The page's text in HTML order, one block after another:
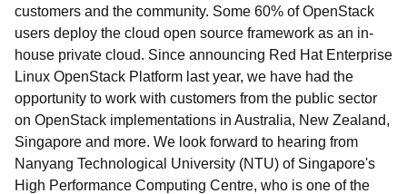
customers and the community. Some 60% of OpenStack
users deploy the cloud open source framework as an in-
house private cloud. Since announcing Red Hat Enterprise
Linux OpenStack Platform last year, we have had the
opportunity to work with customers from the public sector
on OpenStack implementations in Australia, New Zealand,
Singapore and more. We look forward to hearing from
Nanyang Technological University (NTU) of Singapore's
High Performance Computing Centre, who is one of the